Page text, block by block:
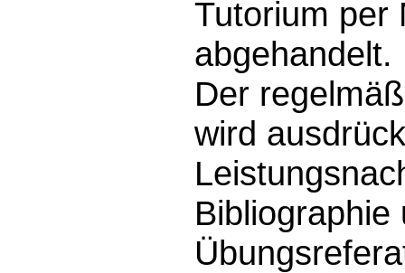
Tutorium per
abgehandelt.
Der
wird